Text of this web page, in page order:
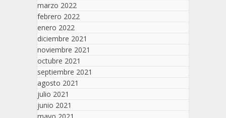
marzo 2022
febrero 2022
enero 2022
diciembre 2021
noviembre 2021
octubre 2021
septiembre 2021
agosto 2021
julio 2021
junio 2021